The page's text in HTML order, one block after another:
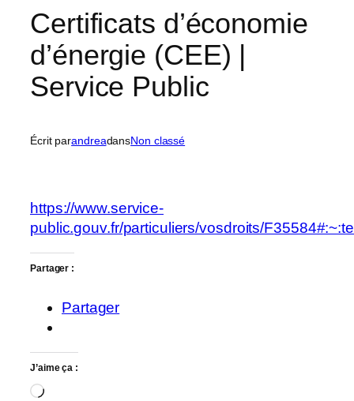
Certificats d’économie
d’énergie (CEE) |
Service Public
Écrit parandreadansNon classé
https://www.service-
public.gouv.fr/particuliers/vosdroits/
Partager :
Partager
J’aime ça :
Chargement…